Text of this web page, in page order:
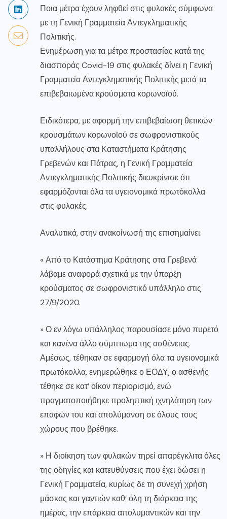
Ποια μέτρα έχουν ληφθεί στις φυλακές σύμφωνα
με τη Γενική Γραμματεία Αντεγκληματικής
Πολιτικής.
Ενημέρωση για τα μέτρα προστασίας κατά της
διασποράς Covid-19 στις φυλακές δίνει η Γενική
Γραμματεία Αντεγκληματικής Πολιτικής μετά τα
επιβεβαιωμένα κρούσματα κορωνοϊού.
Ειδικότερα, με αφορμή την επιβεβαίωση θετικών
κρουσμάτων κορωνοϊού σε σωφρονιστικούς
υπαλλήλους στα Καταστήματα Κράτησης
Γρεβενών και Πάτρας, η Γενική Γραμματεία
Αντεγκληματικής Πολιτικής διευκρίνισε ότι
εφαρμόζονται όλα τα υγειονομικά πρωτόκολλα
στις φυλακές.
Αναλυτικά, στην ανακοίνωσή της επισημαίνει:
« Από το Κατάστημα Κράτησης στα Γρεβενά
λάβαμε αναφορά σχετικά με την ύπαρξη
κρούσματος σε σωφρονιστικό υπάλληλο στις
27/9/2020.
» Ο εν λόγω υπάλληλος παρουσίασε μόνο πυρετό
και κανένα άλλο σύμπτωμα της ασθένειας.
Αμέσως, τέθηκαν σε εφαρμογή όλα τα υγειονομικά
πρωτόκολλα, ενημερώθηκε ο ΕΟΔΥ, ο ασθενής
τέθηκε σε κατ’ οίκον περιορισμό, ενώ
πραγματοποιήθηκε προληπτική ιχνηλάτηση των
επαφών του και απολύμανση σε όλους τους
χώρους που βρέθηκε.
» Η διοίκηση των φυλακών τηρεί απαρέγκλιτα όλες
της οδηγίες και κατευθύνσεις που έχει δώσει η
Γενική Γραμματεία, κυρίως δε τη συνεχή χρήση
μάσκας και γαντιών καθ’ όλη τη διάρκεια της
ημέρας, την επάρκεια απολυμαντικών και την